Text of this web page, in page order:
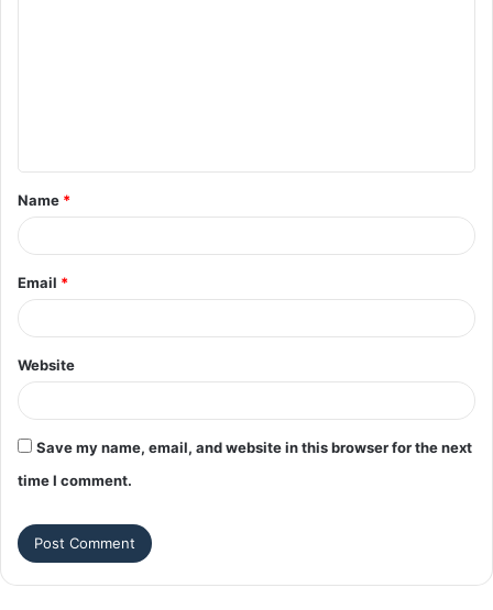
t
*
Name *
Email *
Website
Save my name, email, and website in this browser for the next
time I comment.